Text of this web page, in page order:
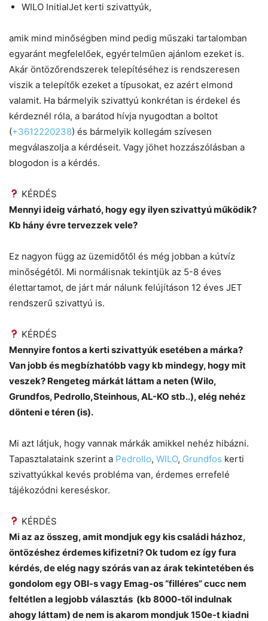
WILO InitialJet kerti szivattyúk,
amik mind minőségben mind pedig műszaki tartalomban
egyaránt megfelelőek, egyértelműen ajánlom ezeket is.
Akár öntözőrendszerek telepítéséhez is rendszeresen
viszik a telepítők ezeket a típusokat, ez azért elmond
valamit. Ha bármelyik szivattyú konkrétan is érdekel és
kérdeznél róla, a barátod hívja nyugodtan a boltot
(+3612220238) és bármelyik kollegám szívesen
megválaszolja a kérdéseit. Vagy jöhet hozzászólásban a
blogodon is a kérdés.
KÉRDÉS
Mennyi ideig várható, hogy egy ilyen szivattyú működik?
Kb hány évre tervezzek vele?
Ez nagyon függ az üzemidőtől és még jobban a kútvíz
minőségétől. Mi normálisnak tekintjük az 5-8 éves
élettartamot, de járt már nálunk felújításon 12 éves JET
rendszerű szivattyú is.
KÉRDÉS
Mennyire fontos a kerti szivattyúk esetében a márka?
Van jobb és megbízhatóbb vagy kb mindegy, hogy mit
veszek? Rengeteg márkát láttam a neten (Wilo,
Grundfos, Pedrollo,Steinhous, AL-KO stb..), elég nehéz
dönteni e téren (is).
Mi azt látjuk, hogy vannak márkák amikkel nehéz hibázni.
Tapasztalataink szerint a Pedrollo, WILO, Grundfos kerti
szivattyúkkal kevés probléma van, érdemes errefelé
tájékozódni kereséskor.
KÉRDÉS
Mi az az összeg, amit mondjuk egy kis családi házhoz,
öntözéshez érdemes kifizetni? Ok tudom ez így fura
kérdés, de elég nagy szórás van az árak tekintetében és
gondolom egy OBI-s vagy Emag-os “filléres” cucc nem
feltétlen a legjobb választás (kb 8000-től indulnak
ahogy láttam) de nem is akarom mondjuk 150e-t kiadni